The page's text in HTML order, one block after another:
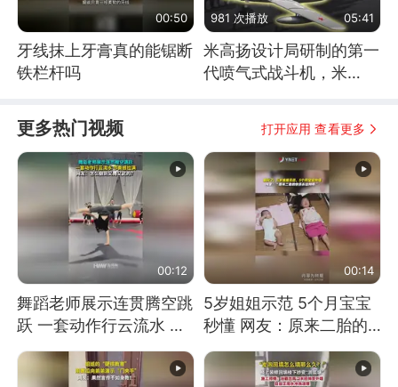
00:50
牙线抹上牙膏真的能锯断
铁栏杆吗
981 次播放 05:41
米高扬设计局研制的第一
代喷气式战斗机，米
更多热门视频 打开应用 查看更多
00:12
舞蹈老师展示连贯腾空跳
跃 一套动作行云流水 节
奏感拉满 网友：怎么做
到又舞又武的？
00:14
5岁姐姐示范 5个月宝宝
秒懂 网友：原来二胎的
快乐长这样